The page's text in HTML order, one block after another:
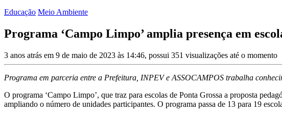
Educação Meio Ambiente
Programa ‘Campo Limpo’ amplia presença em
3 anos atrás em 9 de maio de 2023 às 14:46, possui 351 visualizações até o momento
Programa em parceria entre a Prefeitura, INPEV e ASSOCAMPOS trabalha
O programa ‘Campo Limpo’, que traz para escolas de Ponta Grossa a proposta
ampliando o número de unidades participantes. O programa passa de 13 para 19